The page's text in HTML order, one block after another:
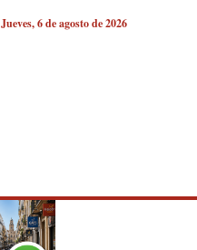
Jueves, 6 de agosto de 2026